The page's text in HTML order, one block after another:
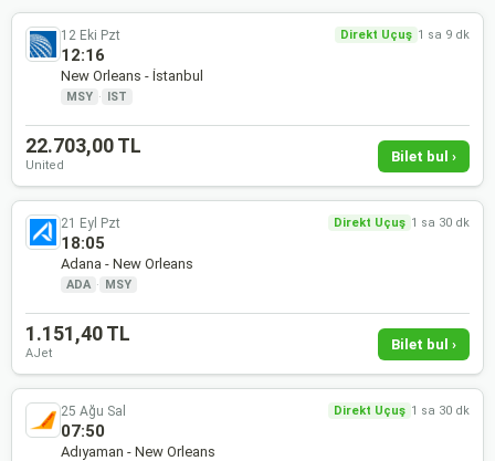
12 Eki Pzt Direkt Uçuş 1 sa 9 dk
12:16
New Orleans - İstanbul
MSY · IST
22.703,00 TL
United
Bilet bul ›
21 Eyl Pzt Direkt Uçuş 1 sa 30 dk
18:05
Adana - New Orleans
ADA · MSY
1.151,40 TL
AJet
Bilet bul ›
25 Ağu Sal Direkt Uçuş 1 sa 30 dk
07:50
Adıyaman - New Orleans